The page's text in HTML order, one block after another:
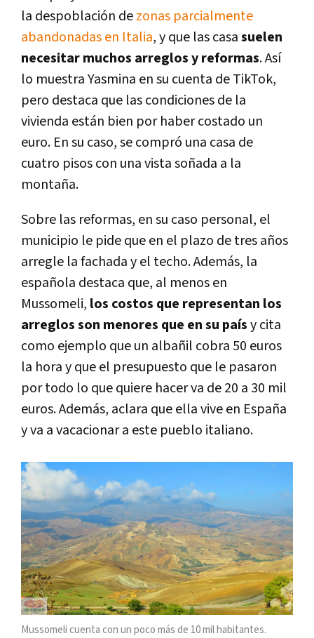
la despoblación dezonas parcialmente
abandonadas en Italia, y que las casasuelen
necesitar muchos arreglos y reformas. Así
lo muestra Yasmina en su cuenta de TikTok,
pero destaca que las condiciones de la
vivienda están bien por haber costado un
euro. En su caso, se compró una casa de
cuatro pisos con una vista soñada a la
montaña.
Sobre las reformas, en su caso personal, el
municipio le pide que en el plazo de tres años
arregle la fachada y el techo. Además, la
española destaca que, al menos en
Mussomeli, los costos que representan los
arreglos son menores que en su paísy cita
como ejemplo que un albañil cobra 50 euros
la hora y que el presupuesto que le pasaron
por todo lo que quiere hacer va de 20 a 30 mil
euros. Además, aclara que ella vive en España
y va a vacacionar a este pueblo italiano.
Mussomeli cuenta con un poco más de 10 mil habitantes.